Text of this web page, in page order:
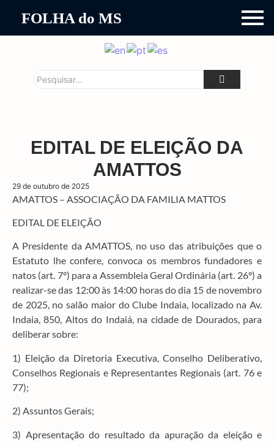
FOLHA do MS
EDITAL DE ELEIÇÃO DA
AMATTOS
29 de outubro de 2025
AMATTOS – ASSOCIAÇÃO DA FAMILIA MATTOS
EDITAL DE ELEIÇÃO
A Presidente da AMATTOS, no uso das atribuições que o
Estatuto lhe confere, convoca os membros fundadores e
natos (art. 7°) para a Assembleia Geral Ordinária (art. 26°) a
realizar-se das 12:00 às 14:00 horas do dia 15 de novembro
de 2025, no salão maior do Clube Indaia, localizado na Av.
Indaia, 850, Altos do Indaiá, na cidade de Dourados, para
deliberar sobre:
1) Eleição da Diretoria Executiva, Conselho Deliberativo,
Conselhos Regionais e Representantes Regionais (art. 76 e
77);
2) Assuntos Gerais;
3) Apresentação do resultado da apuração da eleição e